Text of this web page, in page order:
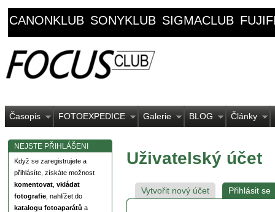
CANONKLUB SONYKLUB SIGMACLUB
Časopis FOTOEXPEDICE Galerie BLOG Články
NEJSTE PŘIHLÁŠENI
Když se zaregistrujete a
přihlásíte, získáte možnost
komentovat vkládat
fotografie , nahlížet do
katalogu fotoaparátů a
Uživatelský účet
Vytvořit nový účet Přihlásit se